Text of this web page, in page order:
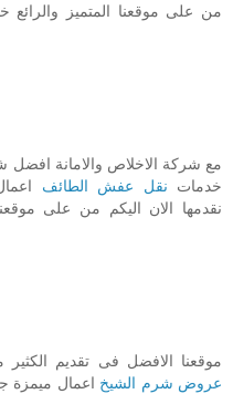
من على موقعنا المتميز والرائع
مع شركة الاخلاص والامانة
خدمات نقل عفش الطائف
نقدمها الان اليكم من على
موقعنا الافضل فى تقديم
عروض شرم الشيخ اعمال ميمزة